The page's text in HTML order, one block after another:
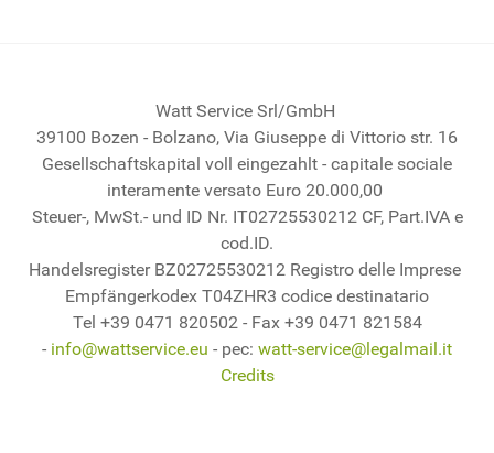
Watt Service Srl/GmbH
39100 Bozen - Bolzano, Via Giuseppe di Vittorio str. 16
Gesellschaftskapital voll eingezahlt - capitale sociale
interamente versato Euro 20.000,00
Steuer-, MwSt.- und ID Nr. IT02725530212 CF, Part.IVA e
cod.ID.
Handelsregister BZ02725530212 Registro delle Imprese
Empfängerkodex T04ZHR3 codice destinatario
Tel +39 0471 820502 - Fax +39 0471 821584
- info@wattservice.eu - pec: watt-service@legalmail.it
Credits